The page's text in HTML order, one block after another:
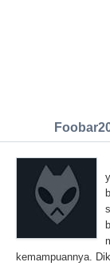
kemampuannya.